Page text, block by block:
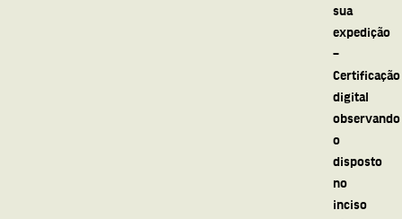
sua
expedição
–
Certificação
digital
observando
o
disposto
no
inciso